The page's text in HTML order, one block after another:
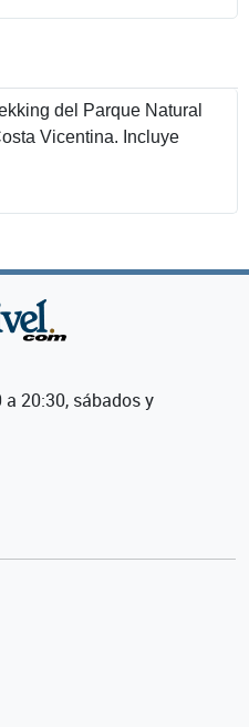
del Parque Natural
Vicentina. Incluye
a 20:30, sábados y